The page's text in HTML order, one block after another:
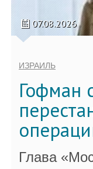
07.08.2026
ИЗРАИЛЬ
Гофман
Глава